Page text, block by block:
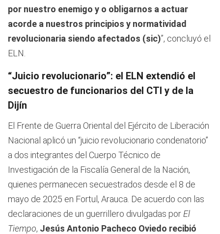
por nuestro enemigo y o obligarnos a actuar
acorde a nuestros principios y normatividad
revolucionaria siendo afectados (sic)”, concluyó el
ELN.
“Juicio revolucionario”: el ELN extendió el
secuestro de funcionarios del CTI y de la
Dijín
El Frente de Guerra Oriental del Ejército de Liberación
Nacional aplicó un “juicio revolucionario condenatorio”
a dos integrantes del Cuerpo Técnico de
Investigación de la Fiscalía General de la Nación,
quienes permanecen secuestrados desde el 8 de
mayo de 2025 en Fortul, Arauca. De acuerdo con las
declaraciones de un guerrillero divulgadas por El
Tiempo, Jesús Antonio Pacheco Oviedo recibió